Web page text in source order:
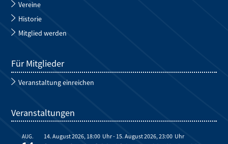
Vereine
Historie
Mitglied werden
Für Mitglieder
Veranstaltung einreichen
Veranstaltungen
AUG. 14. August 2026, 18:00 - 15. August 2026, 23:00